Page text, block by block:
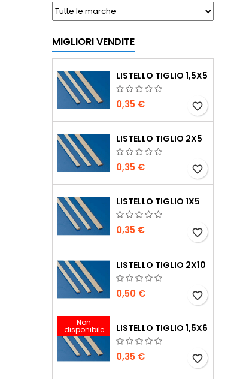
MIGLIORI VENDITE
LISTELLO TIGLIO 1,5X5
0,35 € favorite_border
LISTELLO TIGLIO 2X5
0,35 € favorite_border
LISTELLO TIGLIO 1X5
0,35 € favorite_border
LISTELLO TIGLIO 2X10
0,50 € favorite_border
Non
disponibile LISTELLO TIGLIO 1,5X6
0,35 € favorite_border